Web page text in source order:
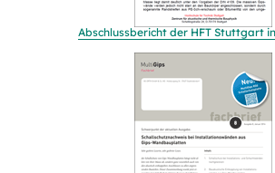
Abschlussbericht der HFT Stuttgart